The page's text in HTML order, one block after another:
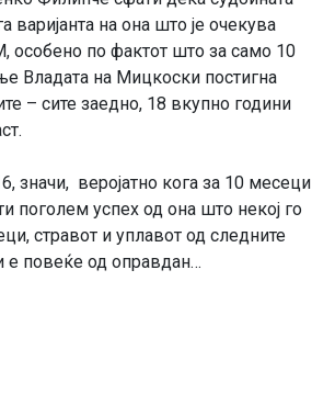
варијанта на она што је очекува
особено по фактот што за само 10
Владата на Мицкоски постигна
– сите заедно, 18 вкупно години
значи, веројатно кога за 10 месеци
поголем успех од она што некој го
стравот и уплавот од следните
е повеќе од оправдан…